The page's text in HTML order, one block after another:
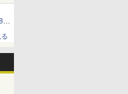
日